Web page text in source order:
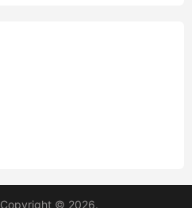
Copyright © 2026.